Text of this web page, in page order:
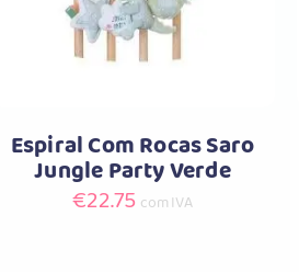
Espiral Com Rocas Saro
Jungle Party Verde
€22.75 com IVA